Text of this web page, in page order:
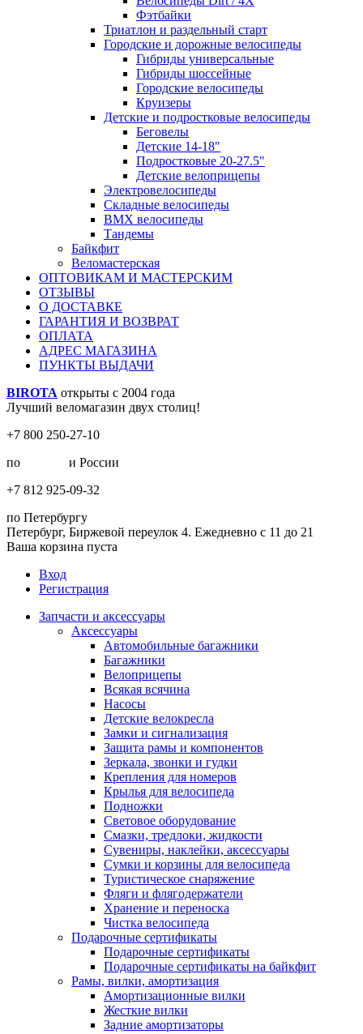
Фэтбайки
Триатлон и раздельный старт
Городские и дорожные велосипеды
Гибриды универсальные
Гибриды шоссейные
Городские велосипеды
Круизеры
Детские и подростковые велосипеды
Беговелы
Детские 14-18"
Подростковые 20-27.5"
Детские велоприцепы
Электровелосипеды
Складные велосипеды
BMX велосипеды
Тандемы
Байкфит
Веломастерская
ОПТОВИКАМ И МАСТЕРСКИМ
ОТЗЫВЫ
О ДОСТАВКЕ
ГАРАНТИЯ И ВОЗВРАТ
ОПЛАТА
АДРЕС МАГАЗИНА
ПУНКТЫ ВЫДАЧИ
BIROTA открыты с 2004 года
Лучший веломагазин двух столиц!
+7 800 250-27-10
по
и России
+7 812 925-09-32
по Петербургу
Петербург, Биржевой переулок 4. Ежедневно с 11 до 21
Ваша корзина пуста
Вход
Регистрация
Запчасти и аксессуары
Аксессуары
Автомобильные багажники
Багажники
Велоприцепы
Всякая всячина
Насосы
Детские велокресла
Замки и сигнализация
Защита рамы и компонентов
Зеркала, звонки и гудки
Крепления для номеров
Крылья для велосипеда
Подножки
Световое оборудование
Смазки, тредлоки, жидкости
Сувениры, наклейки, аксессуары
Сумки и корзины для велосипеда
Туристическое снаряжение
Фляги и флягодержатели
Хранение и переноска
Чистка велосипеда
Подарочные сертификаты
Подарочные сертификаты
Подарочные сертификаты на байкфит
Рамы, вилки, амортизация
Амортизационные вилки
Жесткие вилки
Задние амортизаторы